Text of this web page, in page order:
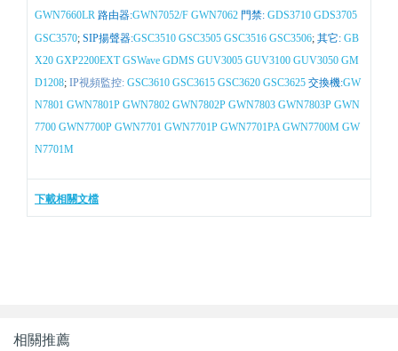
GWN7660LR 路由器:GWN7052/F GWN7062 門禁: GDS3710 GDS3705
GSC3570; SIP揚聲器:GSC3510 GSC3505 GSC3516 GSC3506; 其它: GB
X20 GXP2200EXT GSWave GDMS GUV3005 GUV3100 GUV3050 GM
D1208; IP視頻監控: GSC3610 GSC3615 GSC3620 GSC3625 交換機:GW
N7801 GWN7801P GWN7802 GWN7802P GWN7803 GWN7803P GWN
7700 GWN7700P GWN7701 GWN7701P GWN7701PA GWN7700M GW
N7701M
下載相關文檔
相關推薦